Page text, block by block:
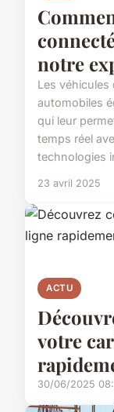
notre
Les
automobiles
qui leur
temps réel
technologies
23 avril 2025
ACTU
votre
30/06/2025